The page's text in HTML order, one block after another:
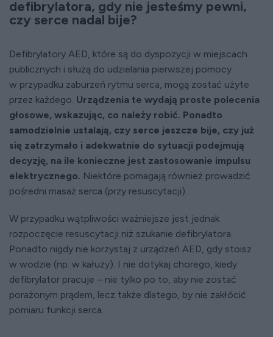
defibrylatora, gdy nie jesteśmy pewni,
czy serce nadal bije?
Defibrylatory AED, które są do dyspozycji w miejscach
publicznych i służą do udzielania pierwszej pomocy
w przypadku zaburzeń rytmu serca, mogą zostać użyte
przez każdego. Urządzenia te wydają proste polecenia
głosowe, wskazując, co należy robić. Ponadto
samodzielnie ustalają, czy serce jeszcze bije, czy już
się zatrzymało i adekwatnie do sytuacji podejmują
decyzję, na ile konieczne jest zastosowanie impulsu
elektrycznego. Niektóre pomagają również prowadzić
pośredni masaż serca (przy resuscytacji).
W przypadku wątpliwości ważniejsze jest jednak
rozpoczęcie resuscytacji niż szukanie defibrylatora.
Ponadto nigdy nie korzystaj z urządzeń AED, gdy stoisz
w wodzie (np. w kałuży). I nie dotykaj chorego, kiedy
defibrylator pracuje – nie tylko po to, aby nie zostać
porażonym prądem, lecz także dlatego, by nie zakłócić
pomiaru funkcji serca.